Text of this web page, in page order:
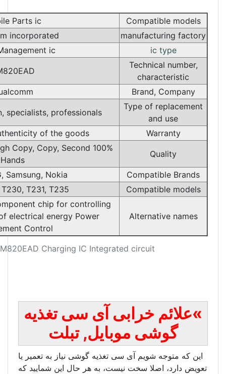
Mobile Parts ic
Qualcomm incorporated
By mobile repairmen, specialists, professionals
Guarantee the authenticity of the goods
100% Brand New, Original, High Copy, Copy, Second
Huawei, LG, Samsung, Nokia
SAMSUNG T230, T231, T235,
Replacement board component chip for controlling
flow and direction of electrical energy Power
آی سی تغذیه
تبلت
تغذیه گوشی نیاز به تعمیر یا
نیست، به هر حال این شمایید که